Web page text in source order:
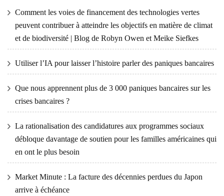
Comment les voies de financement des technologies vertes
peuvent contribuer à atteindre les objectifs en matière de climat
et de biodiversité | Blog de Robyn Owen et Meike Siefkes
Utiliser l’IA pour laisser l’histoire parler des paniques bancaires
Que nous apprennent plus de 3 000 paniques bancaires sur les
crises bancaires ?
La rationalisation des candidatures aux programmes sociaux
débloque davantage de soutien pour les familles américaines qui
en ont le plus besoin
Market Minute : La facture des décennies perdues du Japon
arrive à échéance